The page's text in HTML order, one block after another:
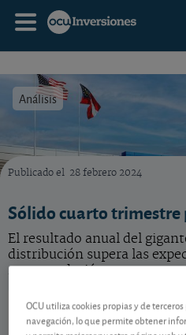
Análisis
¿Deberíamos invertir en el grupo Walmart,
Publicado el 28 febrero 2024
Sólido cuarto
El resultado anual del
distribución supera las
recomendación para esta
Walmart
US9311421039
OCU utiliza cookies propias y de
navegación, lo que permite obtener